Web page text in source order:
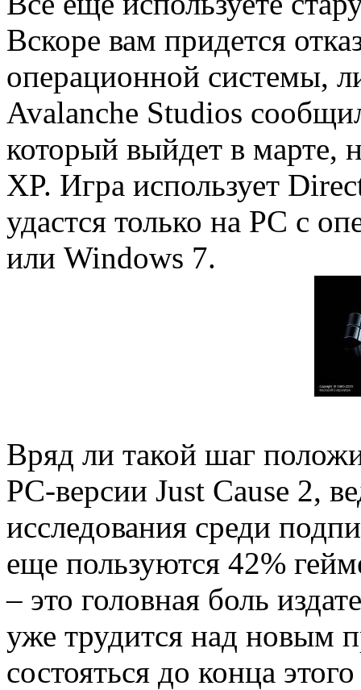
Вскоре вам придется
операционной системы,
Avalanche Studios
который выйдет в марте,
XP. Игра использует
удастся только на РС с
или Windows 7.
Вряд ли такой шаг
РС-версии Just Cause 2,
исследования среди
еще пользуются 42%
– это головная боль
уже трудится над новым
состояться до конца